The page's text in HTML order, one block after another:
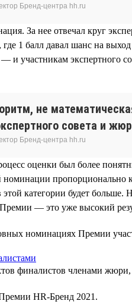
Бренд-центра hh.ru
За нее отвечал круг
1 балл давал шанс на
и участникам экспертного
не
совета и
Бренд-центра hh.ru
оценки был более
номинации пропорционально
категории будет больше.
— это уже высокий
номинациях Премии
финалистов членами жюри,
HR-Бренд 2021.